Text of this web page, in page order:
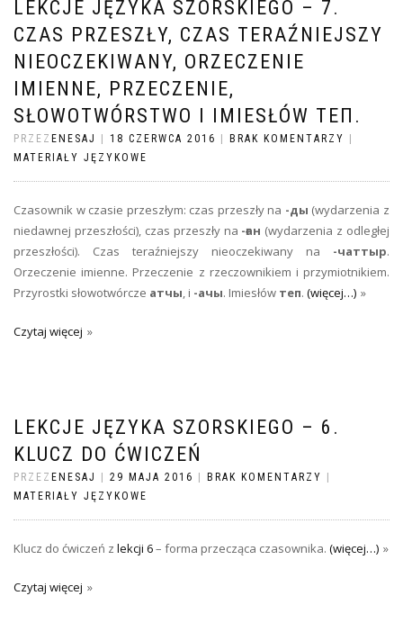
LEKCJE JĘZYKA SZORSKIEGO – 7.
CZAS PRZESZŁY, CZAS TERAŹNIEJSZY
NIEOCZEKIWANY, ORZECZENIE
IMIENNE, PRZECZENIE,
SŁOWOTWÓRSTWO I IMIESŁÓW ТЕП.
PRZEZ ENESAJ 18 CZERWCA 2016 BRAK KOMENTARZY
MATERIAŁY JĘZYKOWE
Czasownik w czasie przeszłym: czas przeszły na -ды (wydarzenia z
niedawnej przeszłości), czas przeszły na -ған (wydarzenia z odległej
przeszłości). Czas teraźniejszy nieoczekiwany na -чаттыр.
Orzeczenie imienne. Przeczenie z rzeczownikiem i przymiotnikiem.
Przyrostki słowotwórcze атчы, i -ачы. Imiesłów теп. (więcej…)
Czytaj więcej
LEKCJE JĘZYKA SZORSKIEGO – 6.
KLUCZ DO ĆWICZEŃ
PRZEZ ENESAJ 29 MAJA 2016 BRAK KOMENTARZY
MATERIAŁY JĘZYKOWE
Klucz do ćwiczeń z lekcji 6– forma przecząca czasownika. (więcej…)
Czytaj więcej